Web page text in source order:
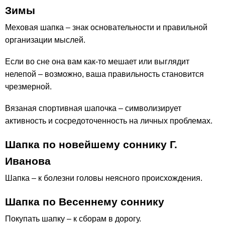
Зимы
Меховая шапка – знак основательности и правильной
организации мыслей.
Если во сне она вам как-то мешает или выглядит
нелепой – возможно, ваша правильность становится
чрезмерной.
Вязаная спортивная шапочка – символизирует
активность и сосредоточенность на личных проблемах.
Шапка по новейшему соннику Г.
Иванова
Шапка – к болезни головы неясного происхождения.
Шапка по Весеннему соннику
Покупать шапку – к сборам в дорогу.